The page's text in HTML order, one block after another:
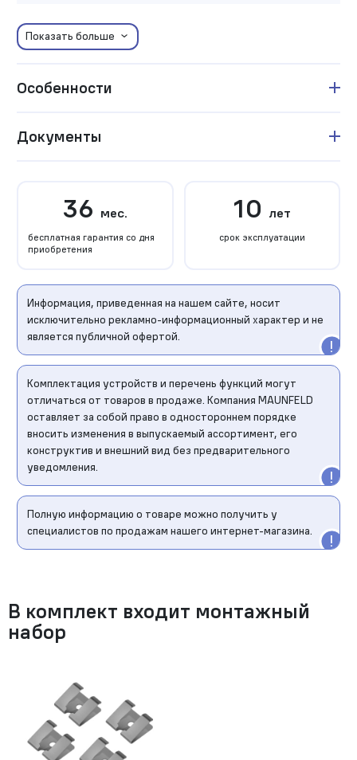
Показать больше
Особенности
Документы
36 мес.
бесплатная гарантия со дня
приобретения
10 лет
срок эксплуатации
Информация, приведенная на нашем сайте, носит
исключительно рекламно-информационный характер и не
является публичной офертой.
Комплектация устройств и перечень функций могут
отличаться от товаров в продаже. Компания MAUNFELD
оставляет за собой право в одностороннем порядке
вносить изменения в выпускаемый ассортимент, его
конструктив и внешний вид без предварительного
уведомления.
Полную информацию о товаре можно получить у
специалистов по продажам нашего интернет-магазина.
В комплект входит монтажный
набор